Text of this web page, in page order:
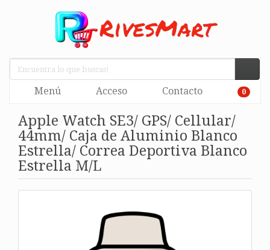
Menú Acceso Contacto 0
Apple Watch SE3/ GPS/ Cellular/
44mm/ Caja de Aluminio Blanco
Estrella/ Correa Deportiva Blanco
Estrella M/L